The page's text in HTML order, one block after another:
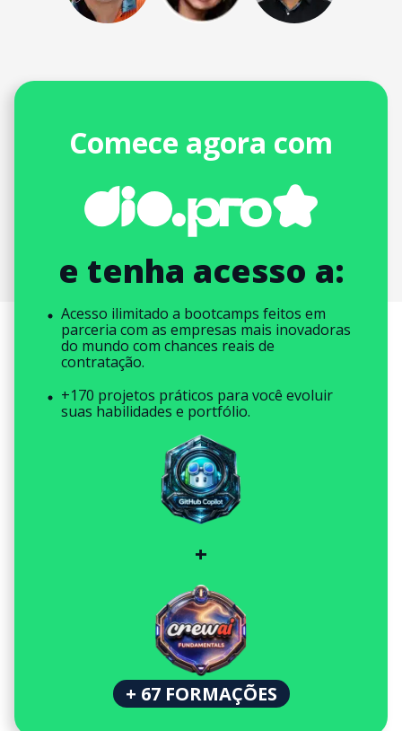
Comece agora com
e tenha acesso a:
Acesso ilimitado a bootcamps feitos em
parceria com as empresas mais inovadoras
do mundo com chances reais de
contratação.
+170 projetos práticos para você evoluir
suas habilidades e portfólio.
+
+ 67 FORMAÇÕES